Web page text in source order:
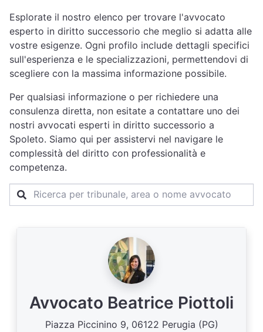
Esplorate il nostro elenco per trovare l'avvocato
esperto in diritto successorio che meglio si adatta alle
vostre esigenze. Ogni profilo include dettagli specifici
sull'esperienza e le specializzazioni, permettendovi di
scegliere con la massima informazione possibile.
Per qualsiasi informazione o per richiedere una
consulenza diretta, non esitate a contattare uno dei
nostri avvocati esperti in diritto successorio a
Spoleto. Siamo qui per assistervi nel navigare le
complessità del diritto con professionalità e
competenza.
Avvocato Beatrice Piottoli
Piazza Piccinino 9, 06122 Perugia (PG)